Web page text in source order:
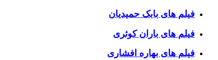
فیلم های بابک حمیدیان
فیلم های باران کوثری
فیلم های بهاره افشاری